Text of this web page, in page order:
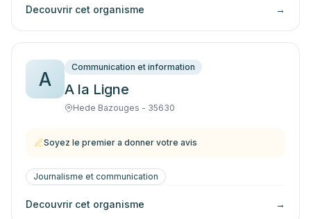
Decouvrir cet organisme →
A
Communication et information
A la Ligne
Hede Bazouges - 35630
Soyez le premier a donner votre avis
Journalisme et communication
Decouvrir cet organisme →